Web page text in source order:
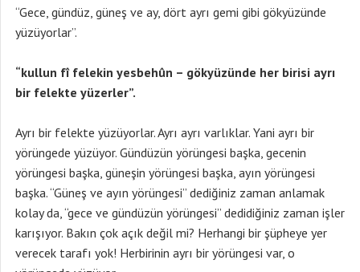
“Gece, gündüz, güneş ve ay, dört ayrı gemi gibi gökyüzünde
yüzüyorlar”.
“kullun fî felekin yesbehûn – gökyüzünde her birisi ayrı
bir felekte yüzerler”.
Ayrı bir felekte yüzüyorlar. Ayrı ayrı varlıklar. Yani ayrı bir
yörüngede yüzüyor. Gündüzün yörüngesi başka, gecenin
yörüngesi başka, güneşin yörüngesi başka, ayın yörüngesi
başka. “Güneş ve ayın yörüngesi” dediğiniz zaman anlamak
kolay da, “gece ve gündüzün yörüngesi” dedidiğiniz zaman işler
karışıyor. Bakın çok açık değil mi? Herhangi bir şüpheye yer
verecek tarafı yok! Herbirinin ayrı bir yörüngesi var, o